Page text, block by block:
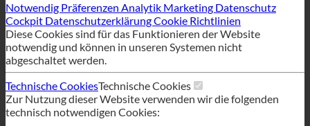
Notwendig Präferenzen Analytik Marketing Datenschutz
Cockpit DatenschutzerklärungCookie Richtlinien
Diese Cookies sind für das Funktionieren der Website
notwendig und können in unseren Systemen nicht
abgeschaltet werden.
Technische CookiesTechnische Cookies
Zur Nutzung dieser Website verwenden wir die folgenden
technisch notwendigen Cookies: